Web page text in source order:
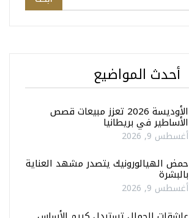
أحدث المواضيع
الأوديسة 2026 تعزز مبيعات قصص
الأساطير في بريطانيا
أغسطس 9, 2026
حمض الهيالورونيك يتصدر مشهد العناية
بالبشرة
أغسطس 9, 2026